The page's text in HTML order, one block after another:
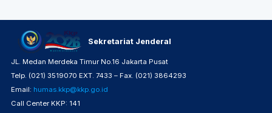
Sekretariat Jenderal
JL. Medan Merdeka Timur No.16 Jakarta Pusat
Telp. (021) 3519070 EXT. 7433 – Fax. (021) 3864293
Email: humas.kkp@kkp.go.id
Call Center KKP: 141